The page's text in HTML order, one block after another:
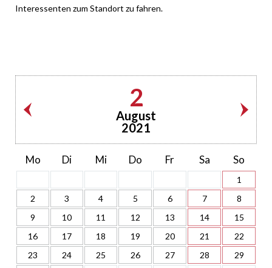
Interessenten zum Standort zu fahren.
2
August
2021
Mo Di Mi Do Fr Sa So
1
2
3 4 5 6 7
8
9
10 11 12 13 14
15
16
17 18 19 20 21
22
23
24 25 26 27 28
29